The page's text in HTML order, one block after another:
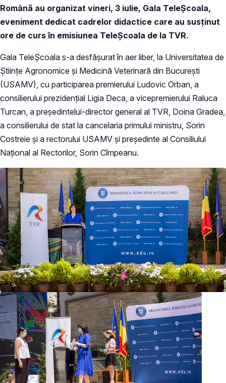
Română au organizat vineri, 3 iulie, Gala TeleȘcoala,
eveniment dedicat cadrelor didactice care au susținut
ore de curs în emisiunea TeleȘcoala de la TVR.
Gala TeleȘcoala s-a desfășurat în aer liber, la Universitatea de
Științe Agronomice și Medicină Veterinară din București
(USAMV), cu participarea premierului Ludovic Orban, a
consilierului prezidențial Ligia Deca, a vicepremierului Raluca
Turcan, a președintelui-director general al TVR, Doina Gradea,
a consilierului de stat la cancelaria primului ministru, Sorin
Costreie și a rectorului USAMV și președinte al Consiliului
Național al Rectorilor, Sorin Cîmpeanu.